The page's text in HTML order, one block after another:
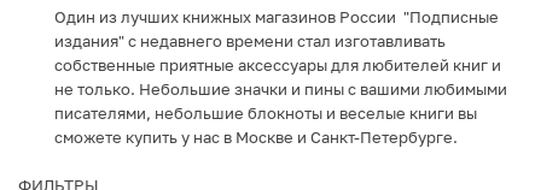
Один из лучших книжных магазинов России "Подписные
издания" с недавнего времени стал изготавливать
собственные приятные аксессуары для любителей книг и
не только. Небольшие значки и пины с вашими любимыми
писателями, небольшие блокноты и веселые книги вы
сможете купить у нас в Москве и Санкт-Петербурге.
ФИЛЬТРЫ